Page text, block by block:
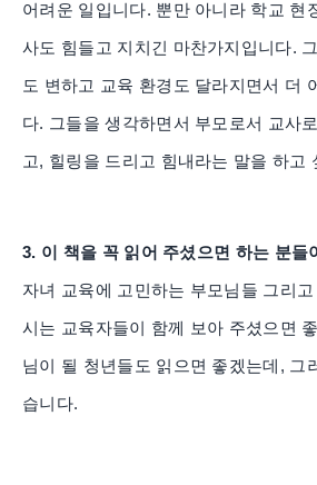
어려운 일입니다. 뿐만 아니라 학교 현
사도 힘들고 지치긴 마찬가지입니다.
도 변하고 교육 환경도 달라지면서 더
다. 그들을 생각하면서 부모로서 교사
고, 힐링을 드리고 힘내라는 말을 하고
3. 이 책을 꼭 읽어 주셨으면 하는 분들
자녀 교육에 고민하는 부모님들 그리
시는 교육자들이 함께 보아 주셨으면
님이 될 청년들도 읽으면 좋겠는데, 그
습니다.